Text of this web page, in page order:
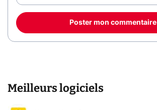
Poster mon commentaire
Meilleurs logiciels